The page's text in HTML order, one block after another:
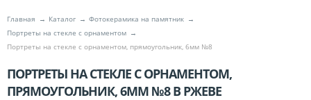
Главная Каталог
Фотокерамика на памятник
Портреты на стекле с орнаментом
Портреты на стекле с орнаментом, прямоугольник, 6мм №8
ПОРТРЕТЫ НА СТЕКЛЕ С ОРНАМЕНТОМ,
ПРЯМОУГОЛЬНИК, 6ММ №8 В РЖЕВЕ